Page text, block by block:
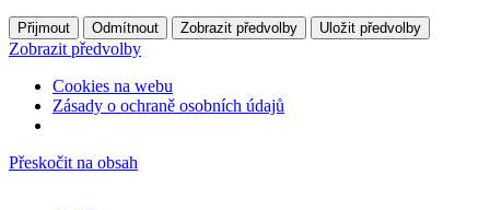
Přijmout Odmítnout Zobrazit předvolby Uložit předvolby
Zobrazit předvolby
Cookies na webu
Zásady o ochraně osobních údajů
Přeskočit na obsah